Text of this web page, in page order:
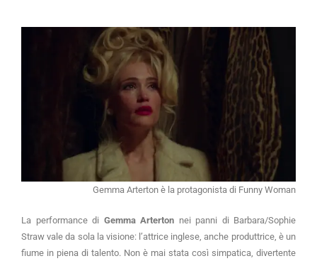
Gemma Arterton è la protagonista di Funny Woman
La performance di Gemma Arterton nei panni di Barbara/Sophie
Straw vale da sola la visione: l’attrice inglese, anche produttrice, è un
fiume in piena di talento. Non è mai stata così simpatica, divertente